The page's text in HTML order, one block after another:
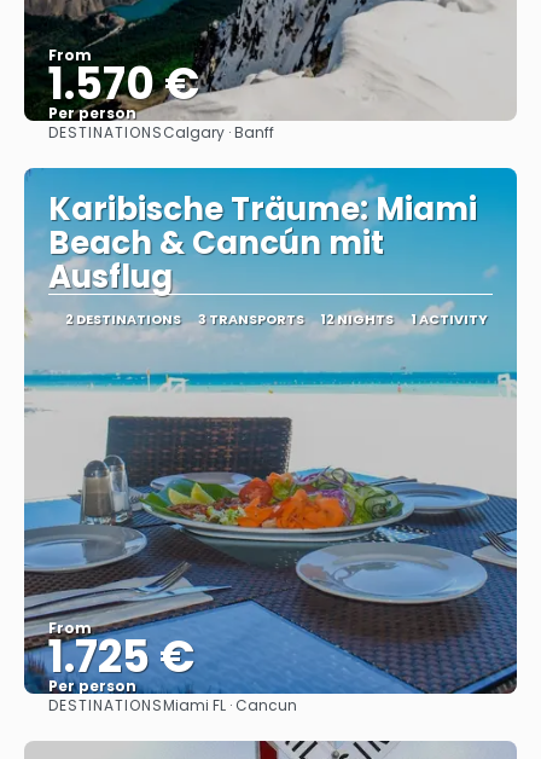
From
1.570 €
Per person
See
DESTINATIONSCalgary · Banff
Karibische Träume: Miami
Beach & Cancún mit
Ausflug
2 DESTINATIONS 3 TRANSPORTS 12 NIGHTS 1 ACTIVITY
From
1.725 €
Per person
See
DESTINATIONSMiami FL · Cancun